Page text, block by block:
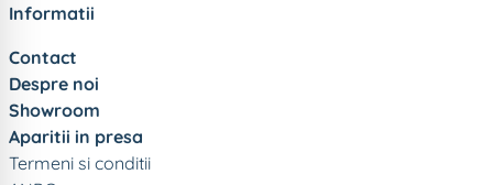
Informatii
Contact
Despre noi
Showroom
Aparitii in presa
Termeni si conditii